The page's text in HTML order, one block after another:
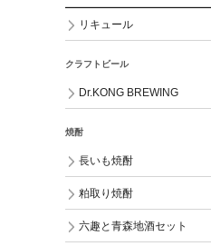
リキュール
クラフトビール
Dr.KONG BREWING
焼酎
長いも焼酎
粕取り焼酎
六趣と青森地酒セット